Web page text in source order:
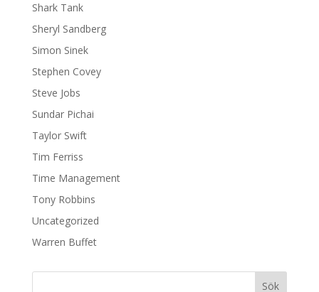
Shark Tank
Sheryl Sandberg
Simon Sinek
Stephen Covey
Steve Jobs
Sundar Pichai
Taylor Swift
Tim Ferriss
Time Management
Tony Robbins
Uncategorized
Warren Buffet